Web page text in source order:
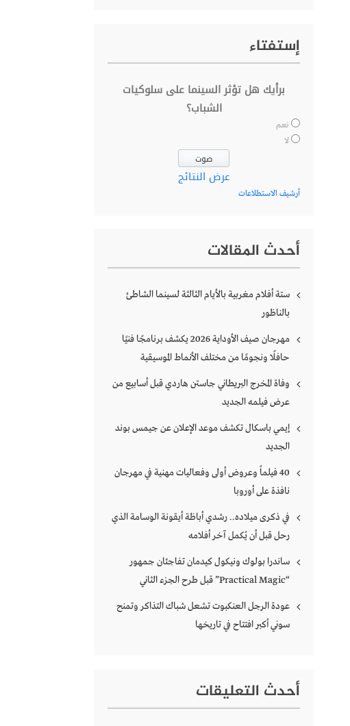
إستفتاء
برأيك هل تؤثر السينما على سلوكيات
الشباب؟
نعم
لا
عرض النتائج
أرشيف الاستطلاعات
أحدث المقالات
ستة أفلام مغربية بالأيام الثالثة لسينما الشاطئ
بالناظور
مهرجان صيف الأوداية 2026 يكشف برنامجًا فنيًا
حافلًا ونجومًا من مختلف الأنماط الموسيقية
وفاة المخرج البريطاني جاستن هاردي قبل أسابيع من
عرض فيلمه الجديد
إيمي باسكال تكشف موعد الإعلان عن جيمس بوند
الجديد
40 فيلماً وعروض أولى وفعاليات مهنية في مهرجان
نافذة على أوروبا
في ذكرى ميلاده.. رشدي أباظة أيقونة الوسامة الذي
رحل قبل أن يُكمل آخر أفلامه
ساندرا بولوك ونيكول كيدمان تفاجئان جمهور
“Practical Magic” قبل طرح الجزء الثاني
عودة الرجل العنكبوت تشعل شباك التذاكر وتمنح
سوني أكبر افتتاح في تاريخها
أحدث التعليقات